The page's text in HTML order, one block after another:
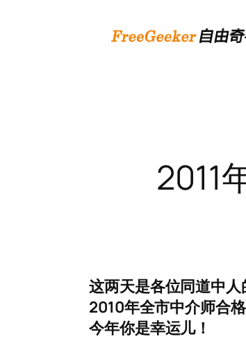
2011
这两天是各位同道中
2010年全市中介师合
今年你是幸运儿！